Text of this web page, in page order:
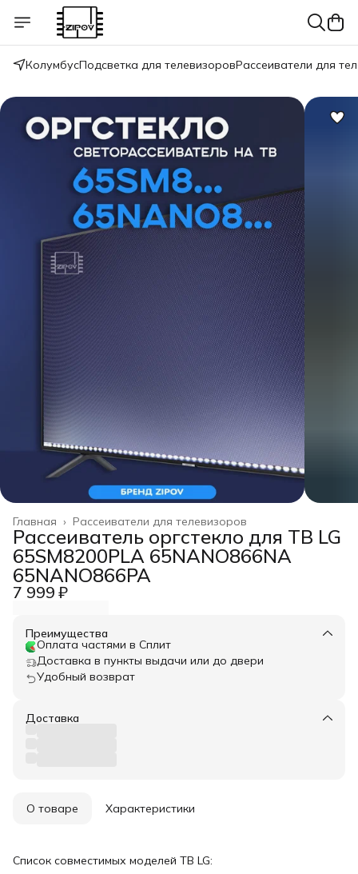
КолумбусПодсветка для телевизоровРассеиватели для
Рассеиватели для телевизоров
Главная ›
Рассеиватель оргстекло для ТВ LG
65SM8200PLA 65NANO866NA
65NANO866PA
7 999 ₽
Преимущества
Оплата частями в Сплит
Доставка в пункты выдачи или до двери
Удобный возврат
Доставка
О товаре Характеристики
Список совместимых моделей ТВ LG: